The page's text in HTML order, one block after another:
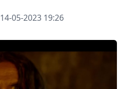
14-05-2023 19:26